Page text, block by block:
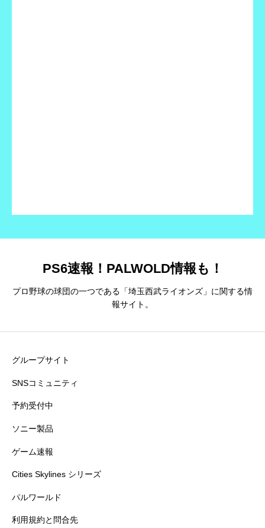
PS6速報！PALWOLD情報も！
プロ野球の球団の一つである「埼玉西武ライオンズ」に関する情
報サイト。
グループサイト
SNSコミュニティ
予約受付中
ソニー製品
ゲーム速報
Cities Skylines シリーズ
パルワールド
利用規約と問合先